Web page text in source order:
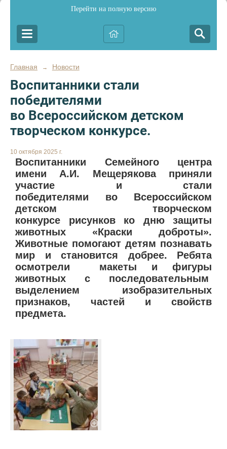
Перейти на полную версию
Главная → Новости
Воспитанники стали
победителями
во Всероссийском детском
творческом конкурсе.
10 октября 2025 г.
Воспитанники Семейного центра
имени А.И. Мещерякова приняли
участие и стали
победителями во Всероссийском
детском творческом
конкурсе рисунков ко дню защиты
животных «Краски доброты».
Животные помогают детям познавать
мир и становится добрее. Ребята
осмотрели макеты и фигуры
животных с последовательным
выделением изобразительных
признаков, частей и свойств
предмета.